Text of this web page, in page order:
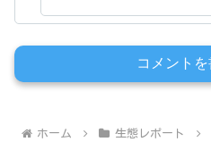
コメント
ホーム 生態レポート